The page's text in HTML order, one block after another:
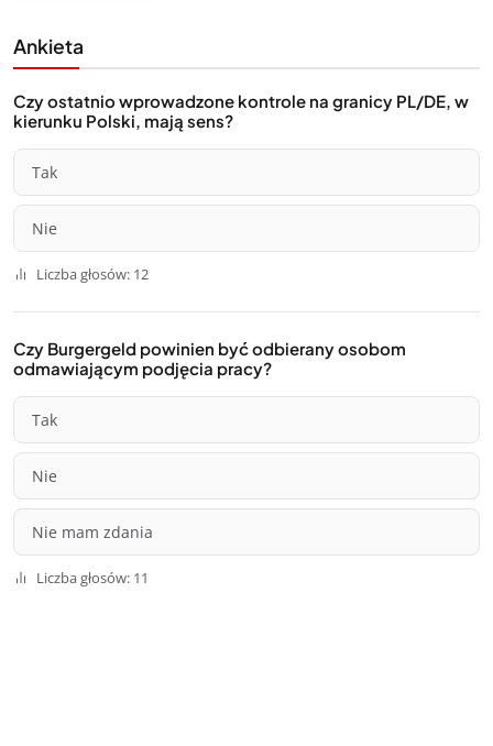
Ankieta
Czy ostatnio wprowadzone kontrole na granicy PL/DE, w
kierunku Polski, mają sens?
Tak
Nie
Liczba głosów: 12
Czy Burgergeld powinien być odbierany osobom
odmawiającym podjęcia pracy?
Tak
Nie
Nie mam zdania
Liczba głosów: 11